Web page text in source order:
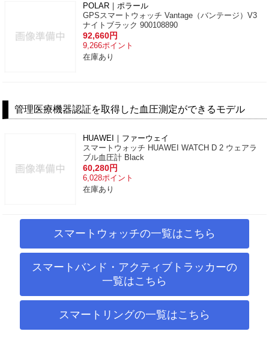
POLAR｜ポラール
GPSスマートウォッチ Vantage（バンテージ）V3
ナイトブラック 900108890
92,660円
9,266ポイント
在庫あり
管理医療機器認証を取得した血圧測定ができるモデル
HUAWEI｜ファーウェイ
スマートウォッチ HUAWEI WATCH D 2 ウェアラ
ブル血圧計 Black
60,280円
6,028ポイント
在庫あり
スマートウォッチの一覧はこちら
スマートバンド・アクティブトラッカーの
一覧はこちら
スマートリングの一覧はこちら